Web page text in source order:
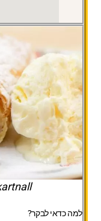
למה כדאי לבקר?